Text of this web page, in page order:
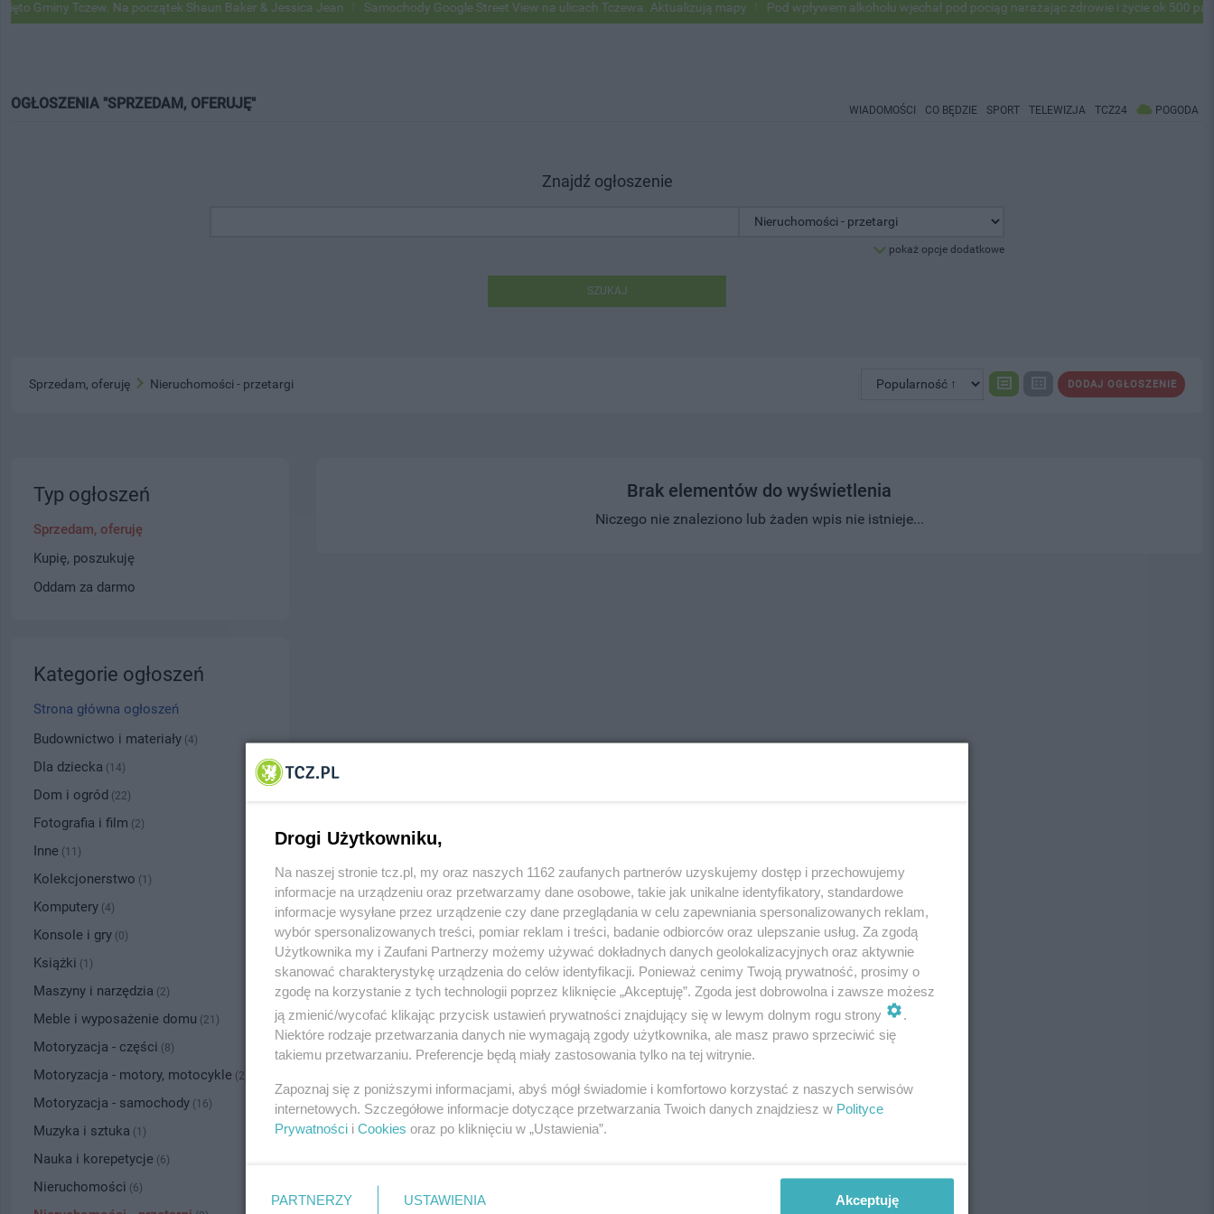
Tczew. Na początek Shaun Baker & Jessica Jean Samochody Google Street View na ulicach Tczewa. Aktualizują mapy Pod wpływem alkoholu wjechał pod pociąg narażając zdrowie i życie ok 500
OGŁOSZENIA "SPRZEDAM, OFERUJĘ" WIADOMOŚCI CO BĘDZIE SPORT TELEWIZJA TCZ24 POGODA
Znajdź ogłoszenie
pokaż opcje dodatkowe
SZUKAJ
DODAJ OGŁOSZENIE
Sprzedam, oferuję Nieruchomości - przetargi
Brak elementów do wyświetlenia
Niczego nie znaleziono lub żaden wpis nie istnieje...
Typ ogłoszeń
Sprzedam, oferuję
Kupię, poszukuję
Oddam za darmo
Kategorie ogłoszeń
Strona główna ogłoszeń
Budownictwo i materiały (4)
Dla dziecka (14)
Dom i ogród (22)
Fotografia i film (2)
Inne (11)
Kolekcjonerstwo (1)
Komputery (4)
Konsole i gry (0)
Książki (1)
Maszyny i narzędzia (2)
Meble i wyposażenie domu (21)
Motoryzacja - części (8)
Motoryzacja - motory, motocykle (2)
Motoryzacja - samochody (16)
Muzyka i sztuka (1)
Nauka i korepetycje (6)
Nieruchomości (6)
Drogi Użytkowniku,
Na naszej stronie tcz.pl, my oraz naszych 1162 zaufanych partnerów uzyskujemy dostęp i przechowujemy
informacje na urządzeniu oraz przetwarzamy dane osobowe, takie jak unikalne identyfikatory, standardowe
informacje wysyłane przez urządzenie czy dane przeglądania w celu zapewniania spersonalizowanych reklam,
wybór spersonalizowanych treści, pomiar reklam i treści, badanie odbiorców oraz ulepszanie usług. Za zgodą
Użytkownika my i Zaufani Partnerzy możemy używać dokładnych danych geolokalizacyjnych oraz aktywnie
skanować charakterystykę urządzenia do celów identyfikacji. Ponieważ cenimy Twoją prywatność, prosimy o
zgodę na korzystanie z tych technologii poprzez kliknięcie „Akceptuję”. Zgoda jest dobrowolna i zawsze możesz
ją zmienić/wycofać klikając przycisk ustawień prywatności znajdujący się w lewym dolnym rogu strony
Niektóre rodzaje przetwarzania danych nie wymagają zgody użytkownika, ale masz prawo sprzeciwić się
takiemu przetwarzaniu. Preferencje będą miały zastosowania tylko na tej witrynie.
Zapoznaj się z poniższymi informacjami, abyś mógł świadomie i komfortowo korzystać z naszych serwisów
internetowych. Szczegółowe informacje dotyczące przetwarzania Twoich danych znajdziesz w Polityce
Prywatności i Cookies oraz po kliknięciu w „Ustawienia”.
PARTNERZY USTAWIENIA Akceptuję